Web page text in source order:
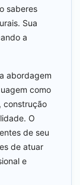
saberes
Sua
a
abordagem
como
construção
O
de seu
de atuar
e